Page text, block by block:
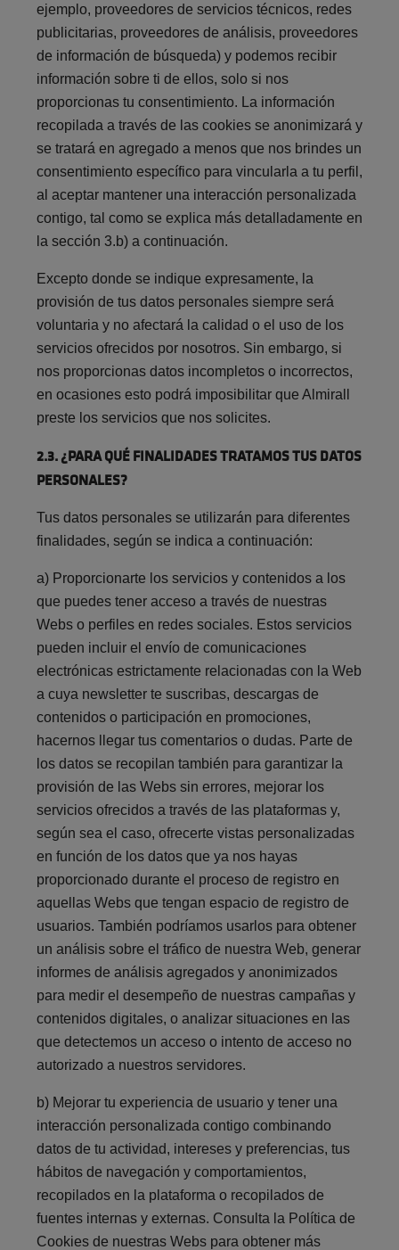
ejemplo, proveedores de servicios técnicos, redes
publicitarias, proveedores de análisis, proveedores
de información de búsqueda) y podemos recibir
información sobre ti de ellos, solo si nos
proporcionas tu consentimiento. La información
recopilada a través de las cookies se anonimizará y
se tratará en agregado a menos que nos brindes un
consentimiento específico para vincularla a tu perfil,
al aceptar mantener una interacción personalizada
contigo, tal como se explica más detalladamente en
la sección 3.b) a continuación.
Excepto donde se indique expresamente, la
provisión de tus datos personales siempre será
voluntaria y no afectará la calidad o el uso de los
servicios ofrecidos por nosotros. Sin embargo, si
nos proporcionas datos incompletos o incorrectos,
en ocasiones esto podrá imposibilitar que Almirall
preste los servicios que nos solicites.
2.3. ¿PARA QUÉ FINALIDADES TRATAMOS TUS DATOS
PERSONALES?
Tus datos personales se utilizarán para diferentes
finalidades, según se indica a continuación:
a) Proporcionarte los servicios y contenidos a los
que puedes tener acceso a través de nuestras
Webs o perfiles en redes sociales. Estos servicios
pueden incluir el envío de comunicaciones
electrónicas estrictamente relacionadas con la Web
a cuya newsletter te suscribas, descargas de
contenidos o participación en promociones,
hacernos llegar tus comentarios o dudas. Parte de
los datos se recopilan también para garantizar la
provisión de las Webs sin errores, mejorar los
servicios ofrecidos a través de las plataformas y,
según sea el caso, ofrecerte vistas personalizadas
en función de los datos que ya nos hayas
proporcionado durante el proceso de registro en
aquellas Webs que tengan espacio de registro de
usuarios. También podríamos usarlos para obtener
un análisis sobre el tráfico de nuestra Web, generar
informes de análisis agregados y anonimizados
para medir el desempeño de nuestras campañas y
contenidos digitales, o analizar situaciones en las
que detectemos un acceso o intento de acceso no
autorizado a nuestros servidores.
b) Mejorar tu experiencia de usuario y tener una
interacción personalizada contigo combinando
datos de tu actividad, intereses y preferencias, tus
hábitos de navegación y comportamientos,
recopilados en la plataforma o recopilados de
fuentes internas y externas. Consulta la Política de
Cookies de nuestras Webs para obtener más